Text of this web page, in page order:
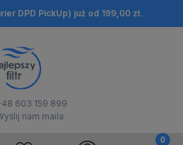
DPD PickUp) już od 199,00 zł.
603 159 899
nam maila